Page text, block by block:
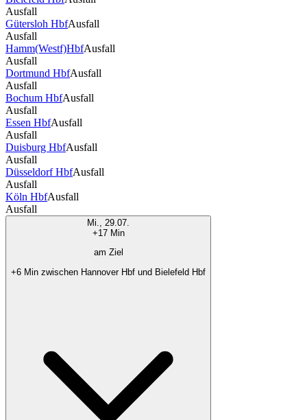
Ausfall
Gütersloh HbfAusfall
Ausfall
Hamm(Westf)HbfAusfall
Ausfall
Dortmund HbfAusfall
Ausfall
Bochum HbfAusfall
Ausfall
Essen HbfAusfall
Ausfall
Duisburg HbfAusfall
Ausfall
Düsseldorf HbfAusfall
Ausfall
Köln HbfAusfall
Ausfall
Mi., 29.07.
+17 Min
am Ziel
+6 Min zwischen Hannover Hbf und Bielefeld Hbf